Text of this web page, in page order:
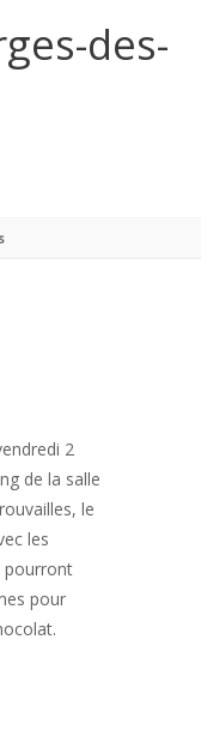
des-
2
de la salle
le
les
pourront
pour